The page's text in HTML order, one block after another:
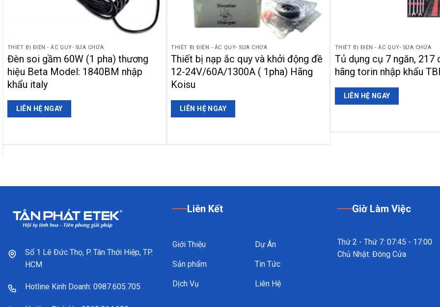
THIẾT BỊ ĐIỆN - ẮC QUY- SỬA CHỮA
Đèn soi gầm 60W (1 pha) thương
hiệu Beta Model: 1840BM nhập
khẩu italy
LIÊN HỆ NGAY
THIẾT BỊ ĐIỆN - ẮC QUY- SỬA CHỮA
Thiết bị nạp ắc quy và khởi động đề
12-24V/60A/1300A ( 1pha) Hãng
Koisu
LIÊN HỆ NGAY
THIẾT BỊ ĐIỆN - ẮC QUY- SỬA CHỮA
Tủ dụng cụ 7 ngăn, 217
hãng torin nhập khẩu
LIÊN HỆ NGAY
Số 1 Lê Đức Thọ, P. Tân Thới Hiệp, TP.
HCM
Hotline Kinh Doanh: 0987.605.705
Liên Kết
Giới Thiệu
Sản phẩm
Dịch Vụ
Dự Án
Tin Tức
Liên Hệ
Giờ Làm Việc
Thứ 2 - Thứ 7: 07:45 - 17:00
Chủ Nhật: Đóng Cửa